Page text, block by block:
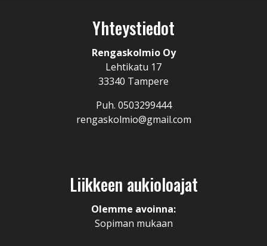
Yhteystiedot
Rengaskolmio Oy
Lehtikatu 17
33340 Tampere
Puh. 0503299444
rengaskolmio@gmail.com
Liikkeen aukioloajat
Olemme avoinna:
Sopiman mukaan